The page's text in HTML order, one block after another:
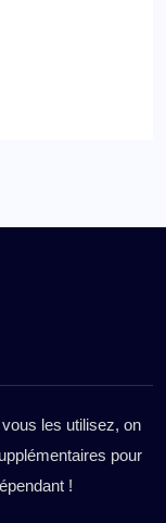
les utilisez, on
pour
!